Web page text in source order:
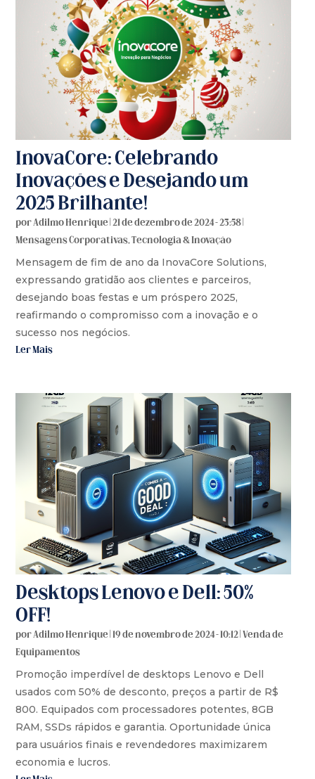
InovaCore: Celebrando
Inovações e Desejando um
2025 Brilhante!
porAdilmo Henrique|21 de dezembro de 2024 - 23:58|
Mensagens Corporativas,Tecnologia & Inovação
Mensagem de fim de ano da InovaCore Solutions,
expressando gratidão aos clientes e parceiros,
desejando boas festas e um próspero 2025,
reafirmando o compromisso com a inovação e o
sucesso nos negócios.
Ler Mais
Desktops Lenovo e Dell: 50%
OFF!
porAdilmo Henrique| 19 de novembro de 2024 - 10:12| Venda de
Equipamentos
Promoção imperdível de desktops Lenovo e Dell
usados com 50% de desconto, preços a partir de R$
800. Equipados com processadores potentes, 8GB
RAM, SSDs rápidos e garantia. Oportunidade única
para usuários finais e revendedores maximizarem
economia e lucros.